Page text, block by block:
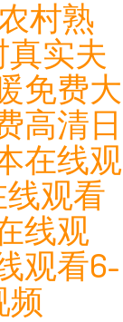
村熟
实夫
免费大
高清日
在线观
观看
线观
观看6-
频